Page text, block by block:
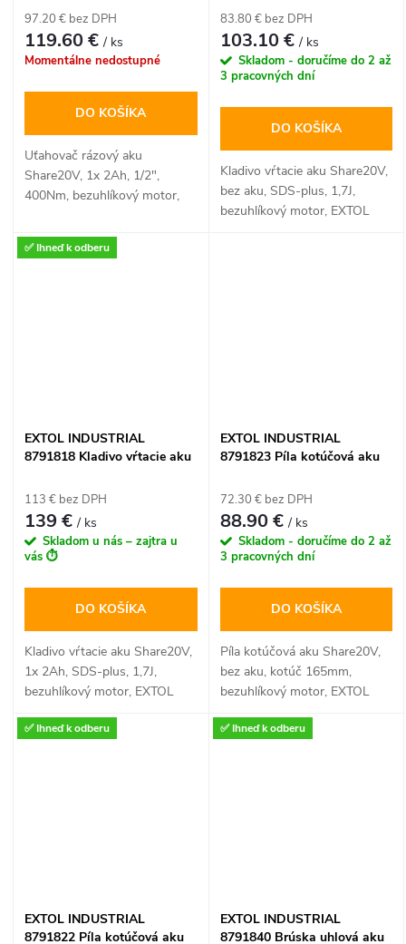
400Nm, bezuhlíkový motor
97.20 € bez DPH
119.60 €/ ks
Momentálne nedostupné
DO KOŠÍKA
Uťahovač rázový aku
Share20V, 1x 2Ah, 1/2",
400Nm, bezuhlíkový motor,
plus, 1,7J, bezuhlíkový motor
83.80 € bez DPH
103.10 €/ ks
Skladom - doručíme do 2 až
3 pracovných dní
DO KOŠÍKA
Kladivo vŕtacie aku Share20V,
bez aku, SDS-plus, 1,7J,
bezuhlíkový motor, EXTOL
✅ Ihneď k odberu
EXTOL INDUSTRIAL
8791818 Kladivo vŕtacie aku
1,7J, bezuhlíkový motor
113 € bez DPH
139 €/ ks
Skladom u nás – zajtra u
vás ⏱️
DO KOŠÍKA
Kladivo vŕtacie aku Share20V,
1x 2Ah, SDS-plus, 1,7J,
bezuhlíkový motor, EXTOL
EXTOL INDUSTRIAL
8791823 Píla kotúčová aku
165mm, bezuhlíkový motor
72.30 € bez DPH
88.90 €/ ks
Skladom - doručíme do 2 až
3 pracovných dní
DO KOŠÍKA
Píla kotúčová aku Share20V,
bez aku, kotúč 165mm,
bezuhlíkový motor, EXTOL
✅ Ihneď k odberu
EXTOL INDUSTRIAL
8791822 Píla kotúčová aku
✅ Ihneď k odberu
EXTOL INDUSTRIAL
8791840 Brúska uhlová aku